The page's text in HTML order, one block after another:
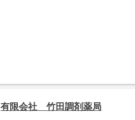
有限会社 竹田調剤薬局